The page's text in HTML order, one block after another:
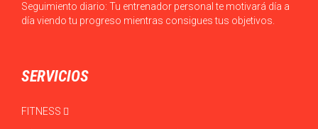
Seguimiento diario: Tu entrenador personal te motivará día a
día viendo tu progreso mientras consigues tus objetivos.
SERVICIOS
FITNESS